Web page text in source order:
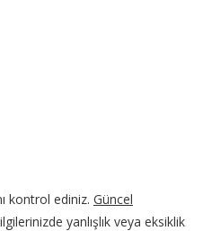
kontrol ediniz. Güncel
yanlışlık veya eksiklik